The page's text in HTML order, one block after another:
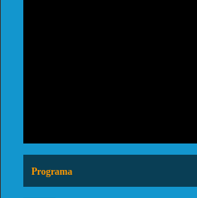
Programa